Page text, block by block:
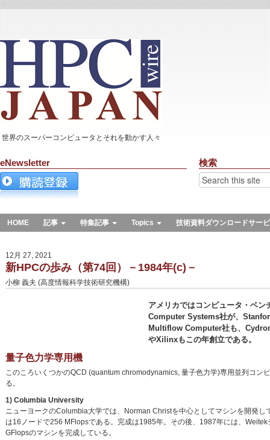
世界のスーパーコンピュータとそれを動かす人々
eNewsletter 検索
HOME 記事 特集記事 Topics 技術資料ダウンロードサー
12月 27, 2021
新HPCの歩み（第74回）－1984年(c)－
小柳 義夫 (高度情報科学技術研究機構)
アメリカではコンピュータ・ベ
Computer Systems社が、
Multiflow Computer社も、
やXilinxもこの年創立である。
量子色力学専用機
このころいくつかのQCD (quantum chromodynamics, 量子色力学)専用並列コ
る。
1) Columbia University
ニューヨークのColumbia大学では、Norman Christを中心としてマシンを開発
は16ノードで256 MFlopsである。完成は1985年。その後、1987年には、
GFlopsのマシンを完成している。